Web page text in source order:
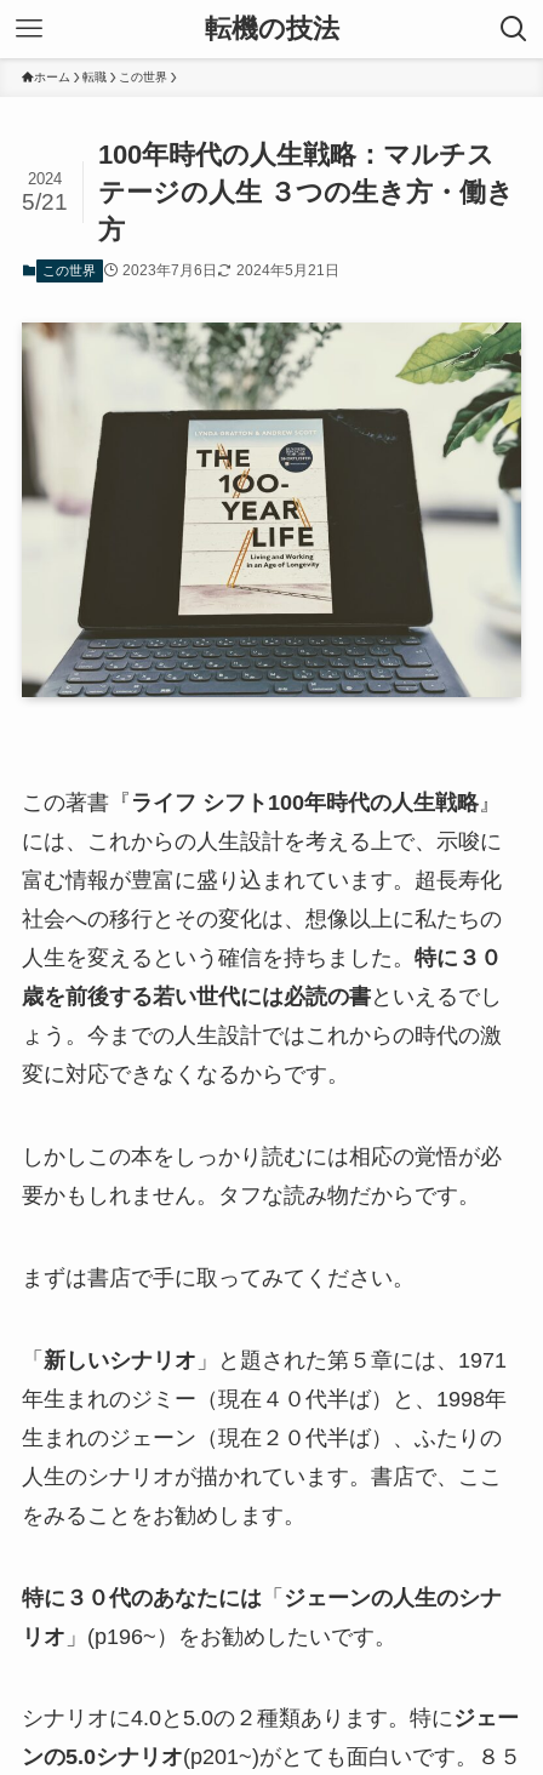
転機の技法
ホーム 転職 この世界
100年時代の人生戦略：マルチス
テージの人生 ３つの生き方・働き
方
2024
5/21
この世界 2023年7月6日 2024年5月21日
この著書『 ライフ シフト100年時代の人生戦略』
には、これからの人生設計を考える上で、示唆に
富む情報が豊富に盛り込まれています。超長寿化
社会への移行とその変化は、想像以上に私たちの
人生を変えるという確信を持ちました。 特に３０
歳を前後する若い世代には必読の書といえるでし
ょう。今までの人生設計ではこれからの時代の激
変に対応できなくなるからです。
しかしこの本をしっかり読むには相応の覚悟が必
要かもしれません。タフな読み物だからです。
まずは書店で手に取ってみてください。
「 新しいシナリオ 」と題された第５章には、1971
年生まれのジミー（現在４０代半ば）と、1998年
生まれのジェーン（現在２０代半ば）、ふたりの
人生のシナリオが描かれています。書店で、ここ
をみることをお勧めします。
特に３０代のあなたには 「 ジェーンの人生のシナ
リオ 」(p196~）をお勧めしたいです。
シナリオに4.0と5.0の２種類あります。特にジェー
ンの5.0シナリオ(p201~)がとても面白いです。８５